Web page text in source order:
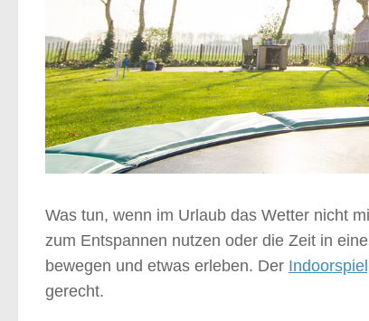
Was tun, wenn im Urlaub das Wetter nicht
zum Entspannen nutzen oder die Zeit in
bewegen und etwas erleben. Der
gerecht.